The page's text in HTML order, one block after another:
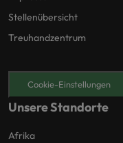
Stellenübersicht
Treuhandzentrum
Cookie-Einstellungen
Unsere Standorte
Afrika